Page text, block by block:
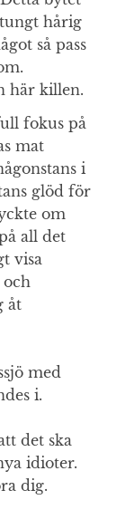
hårig
så pass
här killen.
fokus på
mat
i
glöd för
om
all det
visa
och
åt
med
i.
det ska
idioter.
dig.